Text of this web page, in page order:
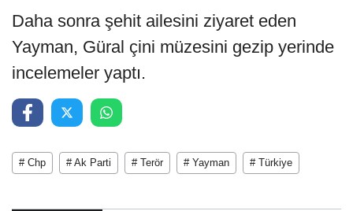
Daha sonra şehit ailesini ziyaret eden
Yayman, Güral çini müzesini gezip yerinde
incelemeler yaptı.
# Chp # Ak Parti # Terör # Yayman # Türkiye